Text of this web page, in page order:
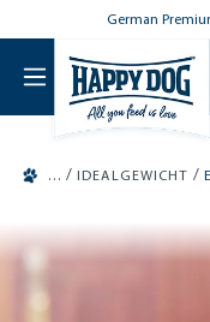
main contentGerman
/ IDEALGEWICHT /